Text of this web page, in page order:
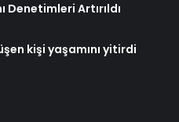
Denetimleri Artırıldı
kişi yaşamını yitirdi